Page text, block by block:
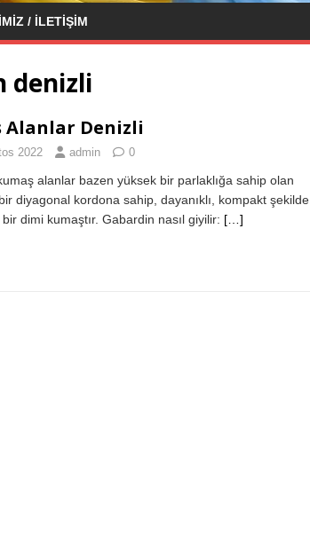
/ İLETIŞIM
denizli
Alanlar Denizli
2022 admin 0
alanlar bazen yüksek bir parlaklığa sahip olan
diyagonal kordona sahip, dayanıklı, kompakt şekilde
dimi kumaştır. Gabardin nasıl giyilir: […]